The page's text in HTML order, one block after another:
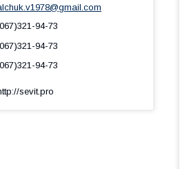
94-73
94-73
94-73
sevit.pro